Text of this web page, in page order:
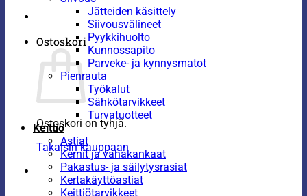
Ostoskori
Ostoskori on tyhjä.
Takaisin kauppaan
Jätteiden käsittely
Siivousvälineet
Pyykkihuolto
Kunnossapito
Parveke- ja kynnysmatot
Pienrauta
Työkalut
Sähkötarvikkeet
Turvatuotteet
Keittiö
Astiat
Kernit ja vahakankaat
Pakastus- ja säilytysrasiat
Kertakäyttöastiat
Keittiötarvikkeet